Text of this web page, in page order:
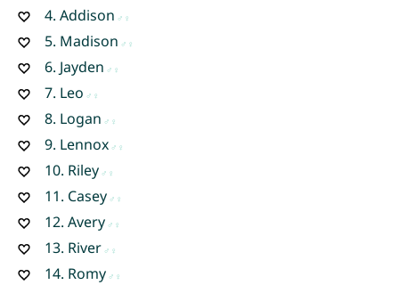
4. Addison
5. Madison
6. Jayden
7. Leo
8. Logan
9. Lennox
10. Riley
11. Casey
12. Avery
13. River
14. Romy